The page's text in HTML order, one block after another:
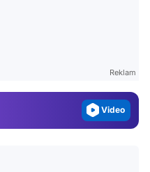
Reklam
Video